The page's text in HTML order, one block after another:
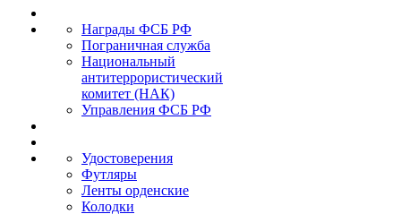
Награды ФСБ РФ
Пограничная служба
Национальный
антитеррористический
комитет (НАК)
Управления ФСБ РФ
Удостоверения
Футляры
Ленты орденские
Колодки